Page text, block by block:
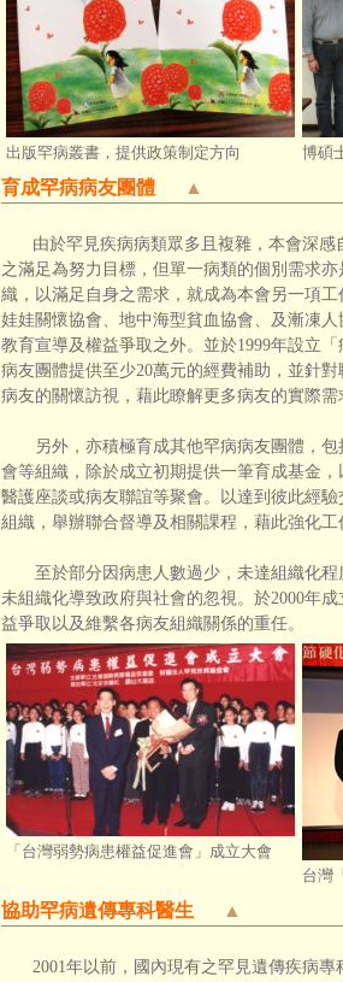
出版罕病叢書，提供政策制定方向 博碩
育成罕病病友團體 ▲
由於罕見疾病病類眾多且複雜，本會深
之滿足為努力目標，但單一病類的個別需求
織，以滿足自身之需求，就成為本會另一項
娃娃關懷協會、地中海型貧血協會、及漸凍
教育宣導及權益爭取之外。並於1999年設立
病友團體提供至少20萬元的經費補助，並針
病友的關懷訪視，藉此瞭解更多病友的實際需
另外，亦積極育成其他罕病病友團體，包
會等組織，除於成立初期提供一筆育成基金
醫護座談或病友聯誼等聚會。以達到彼此經
組織，舉辦聯合督導及相關課程，藉此強化
至於部分因病患人數過少，未達組織化程
未組織化導致政府與社會的忽視。於2000年
益爭取以及維繫各病友組織關係的重任。
「台灣弱勢病患權益促進會」成立大會
台灣
協助罕病遺傳專科醫生 ▲
2001年以前，國內現有之罕見遺傳疾病